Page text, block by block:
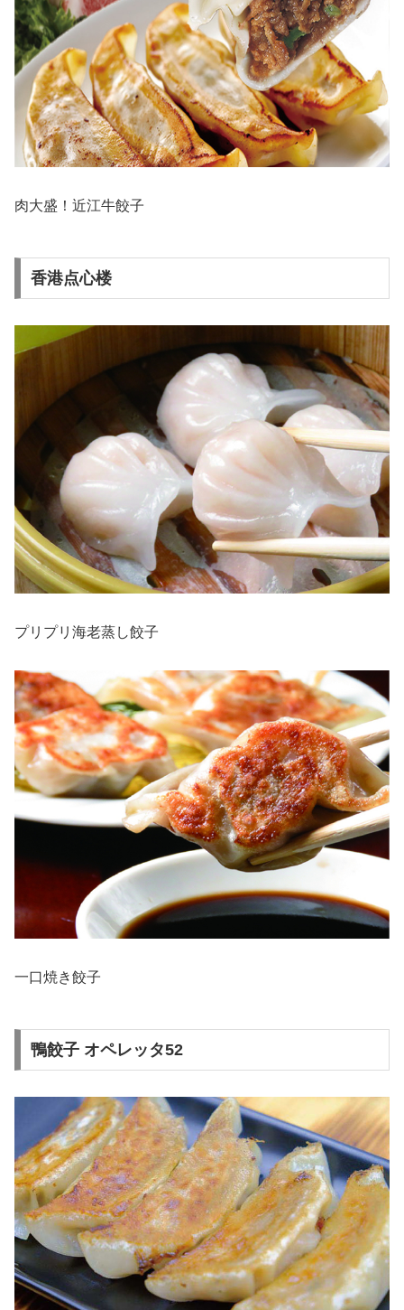
肉大盛！近江牛餃子
香港点心楼
プリプリ海老蒸し餃子
一口焼き餃子
鴨餃子 オペレッタ52